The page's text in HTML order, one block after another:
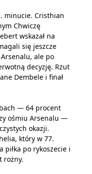
minucie. Cristhian
Chwiczę
wskazał na
się jeszcze
ale po
decyzję. Rzut
Dembele i finał
— 64 procent
ośmiu Arsenalu —
okazji.
który w 77.
piłka po rykoszecie i
rożny.